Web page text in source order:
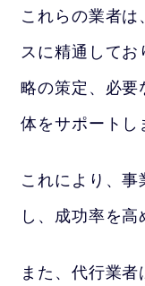
これらの業者
スに精通して
略の策定、必要
体をサポートし
これにより、
し、成功率を高
また、代行業者